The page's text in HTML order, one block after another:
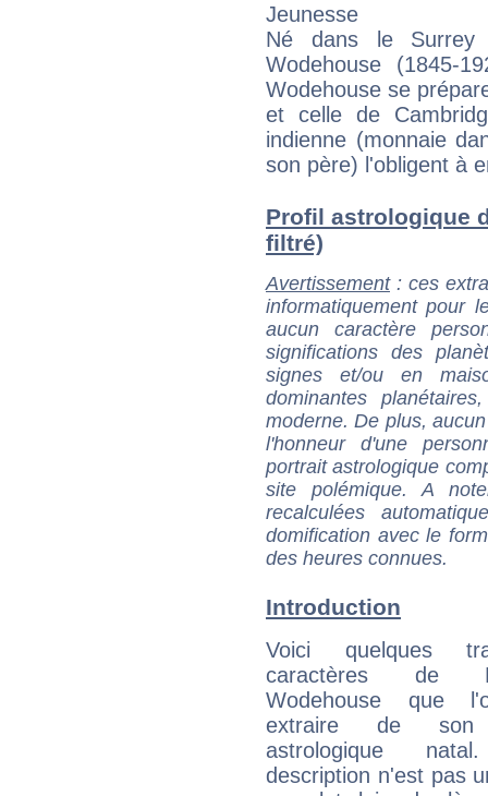
Jeunesse
Né dans le
Wodehouse (1845-
Wodehouse se
et celle de
indienne (monnaie
son père) l'obligent à
Profil astrologique
filtré)
Avertissement: ces
informatiquement pour
aucun caractère
significations des
signes et/ou en
dominantes
moderne. De plus,
l'honneur d'une
portrait astrologique
site polémique. A
recalculées
domification avec le
des heures connues.
Introduction
Voici quelques
caractères de
Wodehouse que
extraire de son
astrologique
description n'est pas